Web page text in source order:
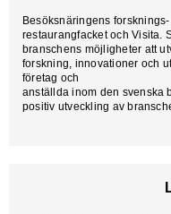
Besöksnäringens
restaurangfacket och Visita.
branschens möjligheter att
forskning, innovationer och
företag och
anställda inom den svenska
positiv utveckling av